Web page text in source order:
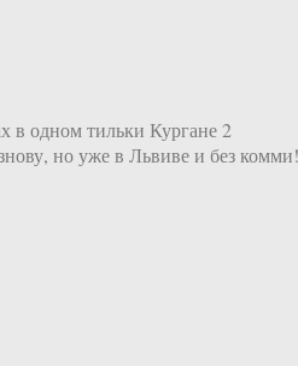
в одном тильки Кургане 2
но уже в Львиве и без комми!